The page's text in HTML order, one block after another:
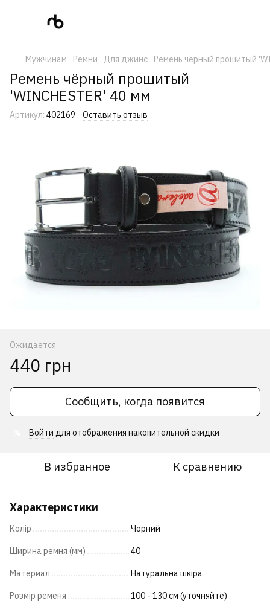
Мужчинам Ремни Для джинс Ремень чёрный прошитый
Ремень чёрный прошитый
'WINCHESTER' 40 мм
Артикул: 402169 Оставить отзыв
Ожидается
440 грн
Сообщить, когда появится
Войти для отображения накопительной скидки
В избранное К сравнению
Характеристики
Колір Чорний
Ширина ремня (мм) 40
Материал Натуральна шкіра
Розмір ременя 100 - 130 см (уточняйте)